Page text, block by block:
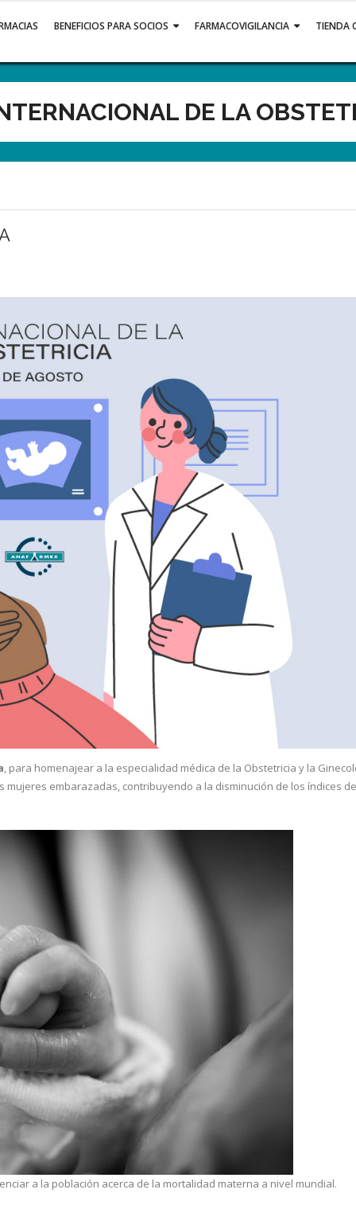
BENEFICIOS PARA SOCIOS FARMACOVIGILANCIA TIENDA
DE LA
, para homenajear a la especialidad médica de la Obstetricia y la
embarazadas, contribuyendo a la disminución de los índices de
a la población acerca de la mortalidad materna a nivel mundial.